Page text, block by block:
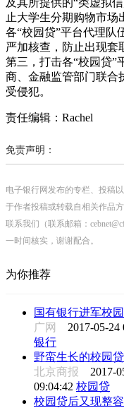
止大学生分期购物市场
各“校园贷”平台代理队
严加核查，防止出现套
第三，打击各“校园贷”
商、金融监管部门联合
受侵犯。
责任编辑：Rachel
免责声明：
电子银行网发布的专栏、投稿
于作者投稿或转载自相关作品
联系我们（联系邮箱：
一时间核实，谢谢配合。
为你推荐
国有银行进军校
广网 2017-05-24
银行
野蛮生长的校园
北京商报 2017-
09:04:42 校园贷
校园贷后又现整